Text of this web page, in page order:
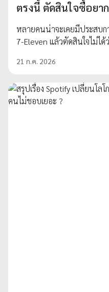
ตรงนี้ ตัดสินใจซื้อยา
หลายคนน่าจะเคยมีประสบ
7-Eleven แล้วตัดสินใจไม่ได้
21 ก.ค. 2026